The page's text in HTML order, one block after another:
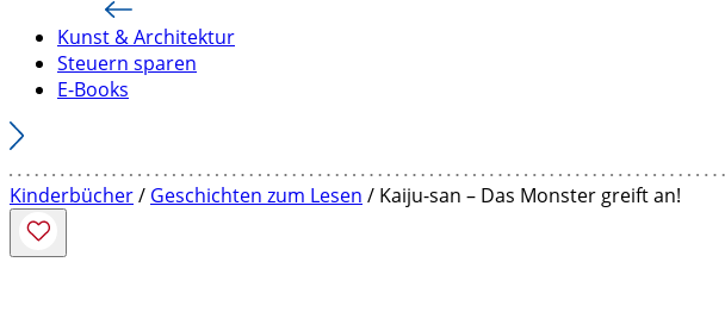
Kunst & Architektur
Steuern sparen
E-Books
Kinderbücher/ Geschichten zum Lesen / Kaiju-san – Das Monster greift an!